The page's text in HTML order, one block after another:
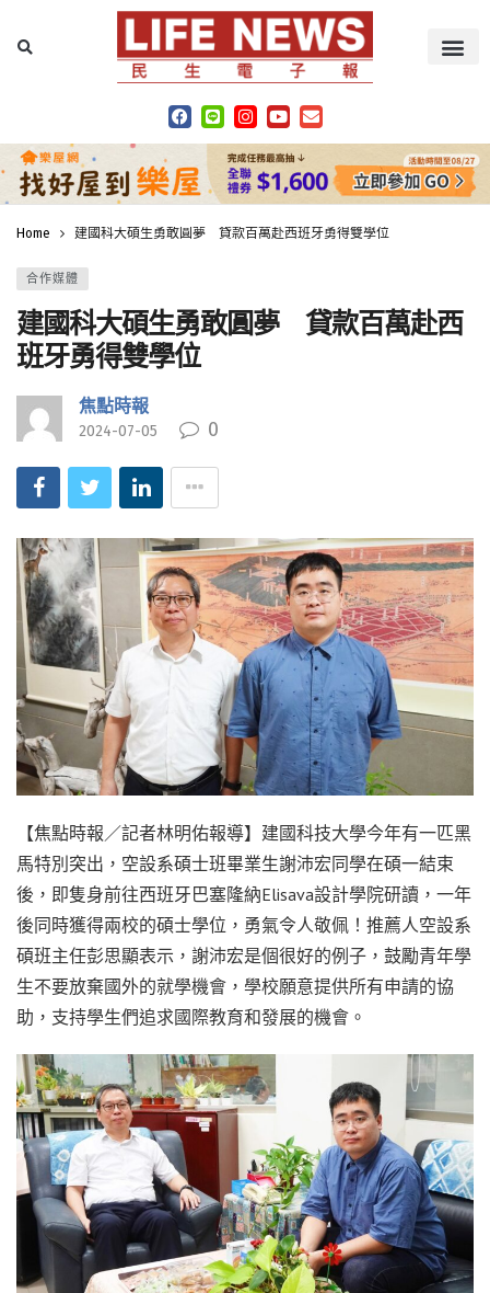
Home 建國科大碩生勇敢圓夢 貸款百萬赴西班牙勇得雙學位
合作媒體
建國科大碩生勇敢圓夢 貸款百萬赴西
班牙勇得雙學位
焦點時報
2024-07-05 0
【焦點時報／記者林明佑報導】建國科技大學今年有一匹黑
馬特別突出，空設系碩士班畢業生謝沛宏同學在碩一結束
後，即隻身前往西班牙巴塞隆納Elisava設計學院研讀，一年
後同時獲得兩校的碩士學位，勇氣令人敬佩！推薦人空設系
碩班主任彭思顯表示，謝沛宏是個很好的例子，鼓勵青年學
生不要放棄國外的就學機會，學校願意提供所有申請的協
助，支持學生們追求國際教育和發展的機會。